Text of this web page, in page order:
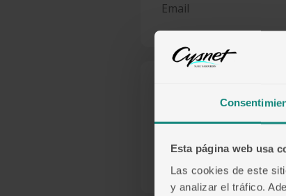
Esta página web usa
Las cookies de este
y analizar el tráfico.
Email